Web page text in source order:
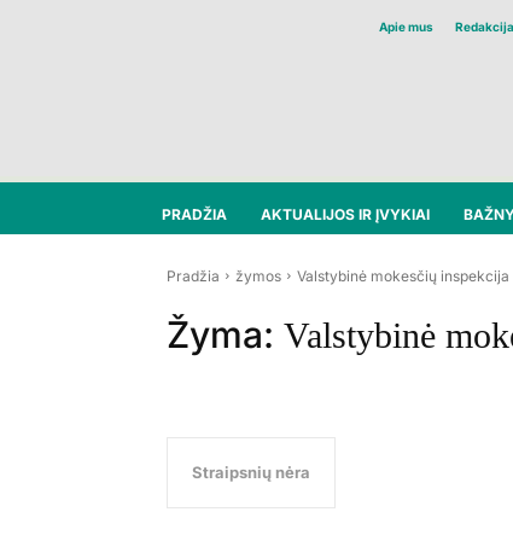
Apie mus
PRADŽIA AKTUALIJOS IR ĮVYKIAI
Pradžia žymos Valstybinė mokesčių inspekcija
Žyma: Valstybinė
Straipsnių nėra